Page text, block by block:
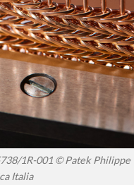
1R-001 © Patek Philippe
Italia